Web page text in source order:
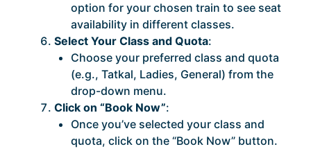
option for your chosen train to see seat
availability in different classes.
Select Your Class and Quota:
Choose your preferred class and quota
(e.g., Tatkal, Ladies, General) from the
drop-down menu.
Click on “Book Now”:
Once you’ve selected your class and
quota, click on the “Book Now” button.